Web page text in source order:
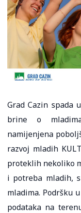
Grad Cazin spada
brine o
namijenjena
razvoj mladih
proteklih nekoliko
i potreba mladih,
mladima. Podršku
podataka na